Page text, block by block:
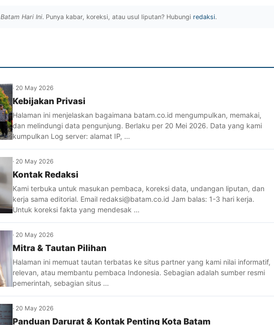
Batam Hari Ini. Punya kabar, koreksi, atau usul liputan? Hubungi redaksi.
· 20 May 2026
Kebijakan Privasi
Halaman ini menjelaskan bagaimana batam.co.id mengumpulkan, memakai,
dan melindungi data pengunjung. Berlaku per 20 Mei 2026. Data yang kami
kumpulkan Log server: alamat IP, …
· 20 May 2026
Kontak Redaksi
Kami terbuka untuk masukan pembaca, koreksi data, undangan liputan, dan
kerja sama editorial. Email redaksi@batam.co.id Jam balas: 1-3 hari kerja.
Untuk koreksi fakta yang mendesak …
· 20 May 2026
Mitra & Tautan Pilihan
Halaman ini memuat tautan terbatas ke situs partner yang kami nilai informatif,
relevan, atau membantu pembaca Indonesia. Sebagian adalah sumber resmi
pemerintah, sebagian situs …
· 20 May 2026
Panduan Darurat & Kontak Penting Kota Batam